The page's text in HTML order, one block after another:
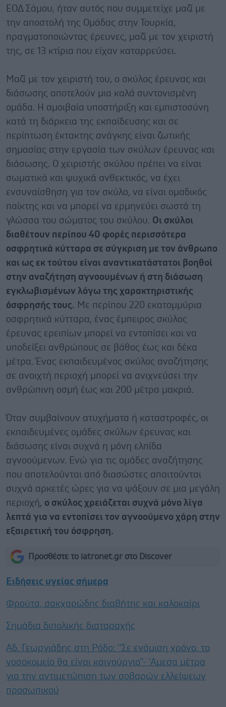
ΕΟΔ Σάμου, ήταν αυτός που συμμετείχε μαζί με
την αποστολή της Ομάδας στην Τουρκία,
πραγματοποιώντας έρευνες, μαζί με τον χειριστή
της, σε 13 κτίρια που είχαν καταρρεύσει.
Μαζί με τον χειριστή του, ο σκύλος έρευνας και
διάσωσης αποτελούν μια καλά συντονισμένη
ομάδα. Η αμοιβαία υποστήριξη και εμπιστοσύνη
κατά τη διάρκεια της εκπαίδευσης και σε
περίπτωση έκτακτης ανάγκης είναι ζωτικής
σημασίας στην εργασία των σκύλων έρευνας και
διάσωσης. Ο χειριστής σκύλου πρέπει να είναι
σωματικά και ψυχικά ανθεκτικός, να έχει
ενσυναίσθηση για τον σκύλο, να είναι ομαδικός
παίκτης και να μπορεί να ερμηνεύει σωστά τη
γλώσσα του σώματος του σκύλου. Οι σκύλοι
διαθέτουν περίπου 40 φορές περισσότερα
οσφρητικά κύτταρα σε σύγκριση με τον άνθρωπο
και ως εκ τούτου είναι αναντικατάστατοι βοηθοί
στην αναζήτηση αγνοουμένων ή στη διάσωση
εγκλωβισμένων λόγω της χαρακτηριστικής
όσφρησής τους. Με περίπου 220 εκατομμύρια
οσφρητικά κύτταρα, ένας έμπειρος σκύλος
έρευνας ερειπίων μπορεί να εντοπίσει και να
υποδείξει ανθρώπους σε βάθος έως και δέκα
μέτρα. Ένας εκπαιδευμένος σκύλος αναζήτησης
σε ανοιχτή περιοχή μπορεί να ανιχνεύσει την
ανθρώπινη οσμή έως και 200 μέτρα μακριά.
Όταν συμβαίνουν ατυχήματα ή καταστροφές, οι
εκπαιδευμένες ομάδες σκύλων έρευνας και
διάσωσης είναι συχνά η μόνη ελπίδα
αγνοούμενων. Ενώ για τις ομάδες αναζήτησης
που αποτελούνται από διασώστες απαιτούνται
συχνά αρκετές ώρες για να ψάξουν σε μια μεγάλη
περιοχή, ο σκύλος χρειάζεται συχνά μόνο λίγα
λεπτά για να εντοπίσει τον αγνοούμενο χάρη στην
εξαιρετική του όσφρηση.
Προσθέστε το iatronet.gr στο Discover
Ειδήσεις υγείας σήμερα
Φρούτα, σακχαρώδης διαβήτης και καλοκαίρι
Σημάδια διπολικής διαταραχής
Αδ. Γεωργιάδης στη Ρόδο: ''Σε ενάμιση χρόνο, το
νοσοκομείο θα είναι καινούργιο''- 'Αμεσα μέτρα
για την αντιμετώπιση των σοβαρών ελλείψεων
προσωπικού